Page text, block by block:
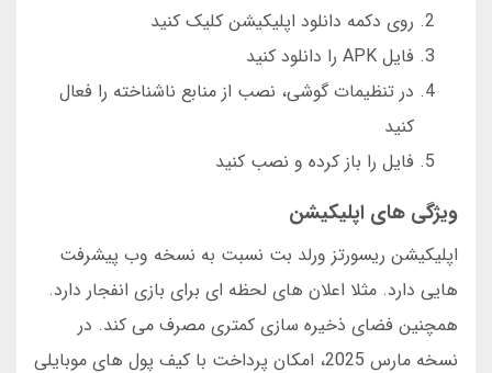
روی دکمه دانلود اپلیکیشن کلیک کنید
فایل APK را دانلود کنید
در تنظیمات گوشی، نصب از منابع ناشناخته را فعال
کنید
فایل را باز کرده و نصب کنید
ویژگی های اپلیکیشن
اپلیکیشن ریسورتز ورلد بت نسبت به نسخه وب پیشرفت
هایی دارد. مثلا اعلان های لحظه ای برای بازی انفجار دارد.
همچنین فضای ذخیره سازی کمتری مصرف می کند. در
نسخه مارس 2025، امکان پرداخت با کیف پول های موبایلی